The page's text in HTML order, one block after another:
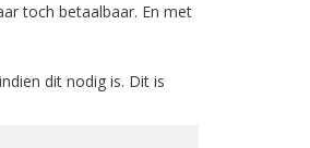
toch betaalbaar. En met
dit nodig is. Dit is